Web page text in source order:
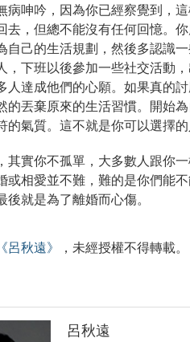
病呻吟，因為你已經察覺到，
去，但總不能沒有任何回憶。
自己的生活規劃，然後多認識
，下班以後參加一些社交活動
人達成他們的心願。如果真的
的丟棄原來的生活習慣。開始
的氣質。這不就是你可以選擇的
其實你不孤單，大多數人跟你
或相愛並不難，難的是你們能
後就是為了離婚而心傷。
《呂秋遠》 ，未經授權不得轉載。
呂秋遠